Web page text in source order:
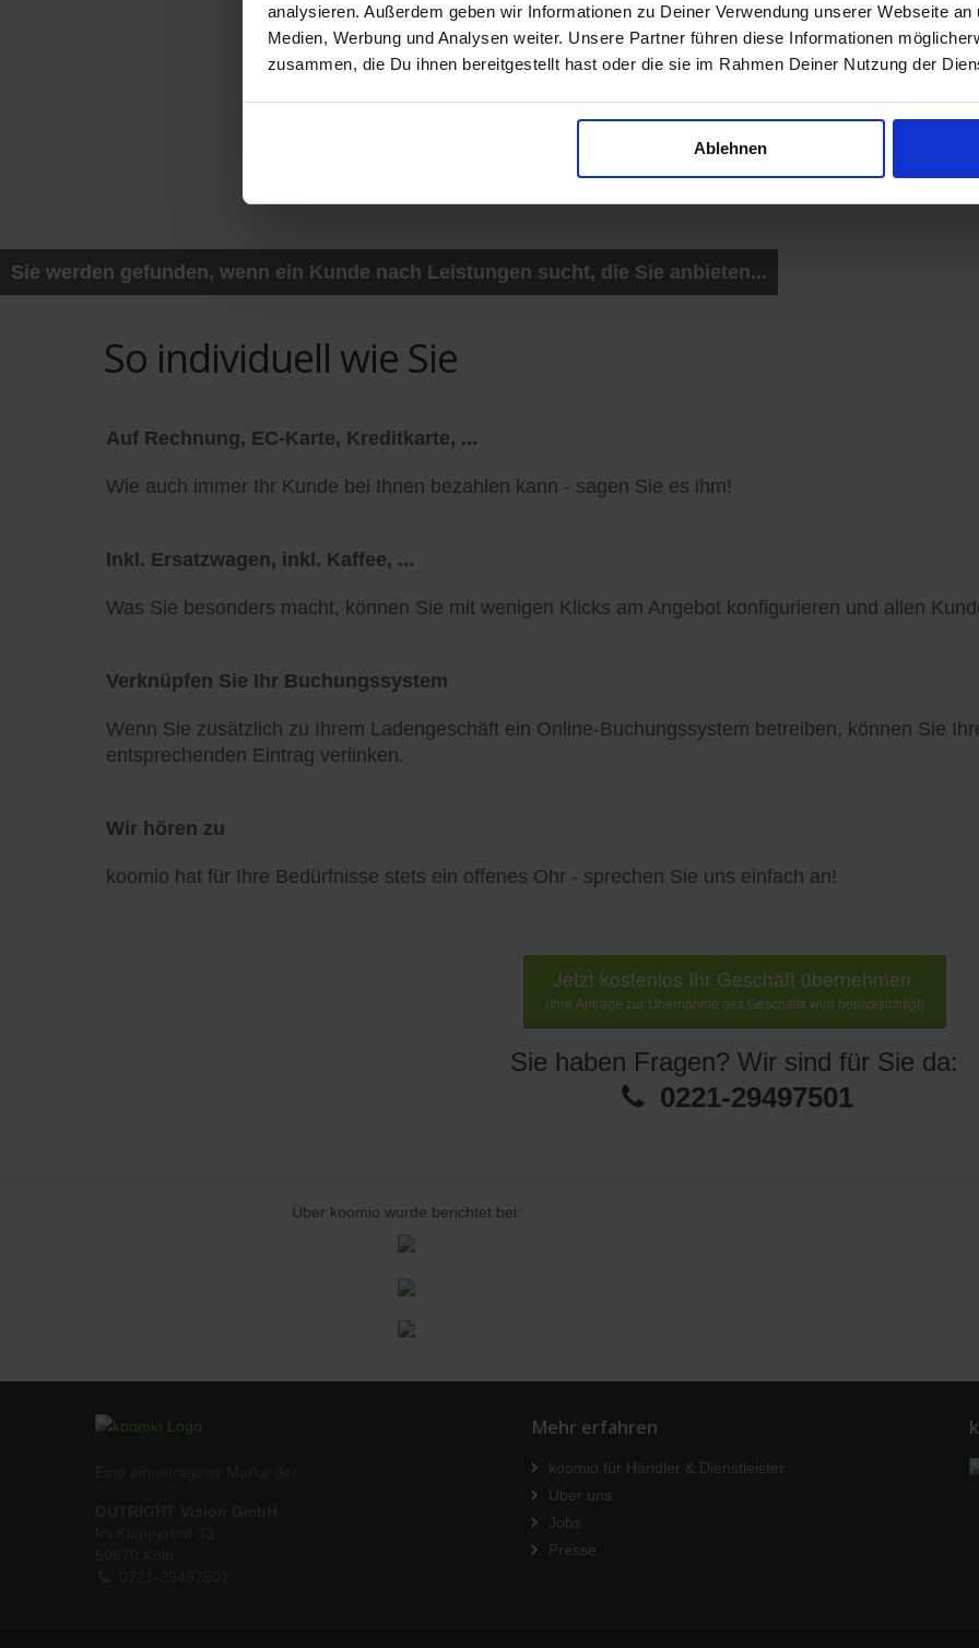
analysieren. Außerdem geben wir Informationen zu Deiner Verwendung unserer Webseite
Medien, Werbung und Analysen weiter. Unsere Partner führen diese Informationen
zusammen, die Du ihnen bereitgestellt hast oder die sie im Rahmen Deiner Nutzung der
Ablehnen
Sie werden gefunden, wenn ein Kunde nach Leistungen sucht, die Sie anbieten...
So individuell wie Sie
Auf Rechnung, EC-Karte, Kreditkarte, ...
Wie auch immer Ihr Kunde bei Ihnen bezahlen kann - sagen Sie es ihm!
Inkl. Ersatzwagen, inkl. Kaffee, ...
Was Sie besonders macht, können Sie mit wenigen Klicks am Angebot konfigurieren und allen
Verknüpfen Sie Ihr Buchungssystem
Wenn Sie zusätzlich zu Ihrem Ladengeschäft ein Online-Buchungssystem betreiben, können Sie
entsprechenden Eintrag verlinken.
Wir hören zu
koomio hat für Ihre Bedürfnisse stets ein offenes Ohr - sprechen Sie uns einfach an!
Jetzt kostenlos Ihr Geschäft übernehmen
(Ihre Anfrage zur Übernahme des Geschäfts wird berücksichtigt)
Sie haben Fragen? Wir sind für Sie da:
0221-29497501
Über koomio wurde berichtet bei:
Mehr erfahren
koomio für Händler & Dienstleister
Über uns
Jobs
Presse